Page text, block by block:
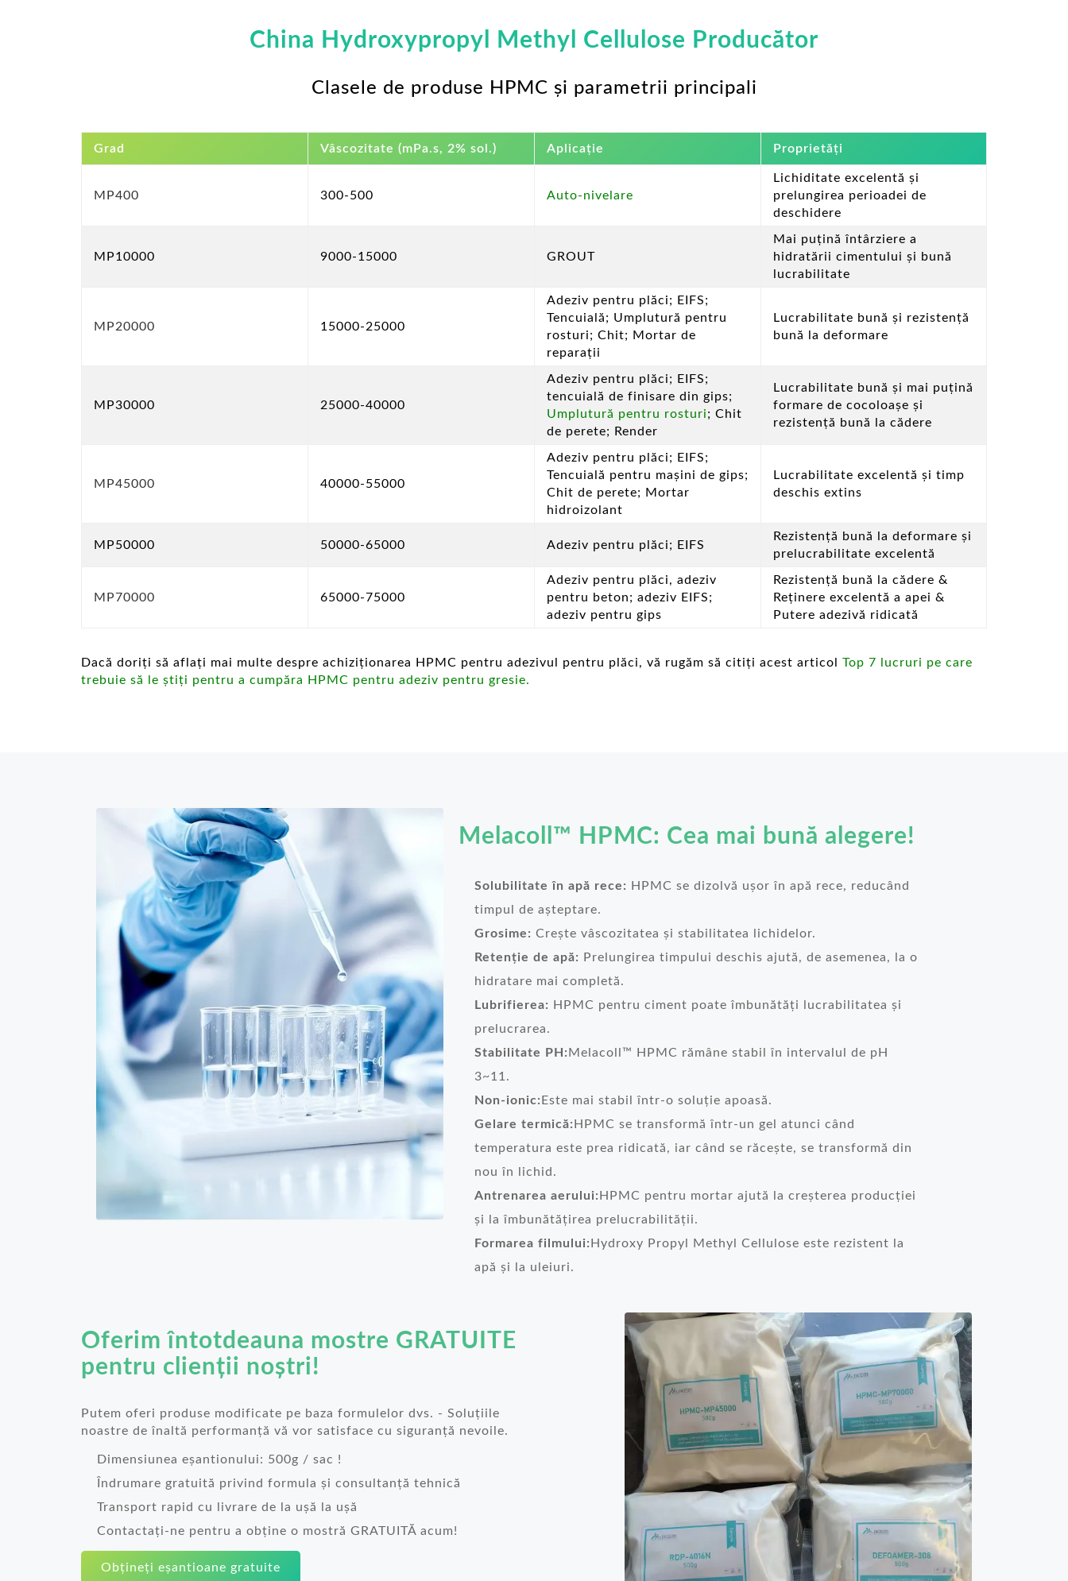
China Hydroxypropyl Methyl Cellulose Producător
Clasele de produse HPMC și parametrii principali
Grad Vâscozitate (mPa.s, 2% sol.) Aplicație Proprietăți
MP400 300-500 Auto-nivelare
Lichiditate excelentă și
prelungirea perioadei de
deschidere
MP10000 9000-15000 GROUT
Mai puțină întârziere a
hidratării cimentului și bună
lucrabilitate
MP20000 15000-25000
Adeziv pentru plăci; EIFS;
Tencuială; Umplutură pentru
rosturi; Chit; Mortar de
reparații
Lucrabilitate bună și rezistență
bună la deformare
MP30000 25000-40000
Adeziv pentru plăci; EIFS;
tencuială de finisare din gips;
Umplutură pentru rosturi; Chit
de perete; Render
Lucrabilitate bună și mai puțină
formare de cocoloașe și
rezistență bună la cădere
MP45000 40000-55000
Adeziv pentru plăci; EIFS;
Tencuială pentru mașini de gips;
Chit de perete; Mortar
hidroizolant
Lucrabilitate excelentă și timp
deschis extins
MP50000 50000-65000 Adeziv pentru plăci; EIFS
Rezistență bună la deformare și
prelucrabilitate excelentă
MP70000 65000-75000
Adeziv pentru plăci, adeziv
pentru beton; adeziv EIFS;
adeziv pentru gips
Rezistență bună la cădere &
Reținere excelentă a apei &
Putere adezivă ridicată
Dacă doriți să aflați mai multe despre achiziționarea HPMC pentru adezivul pentru plăci, vă rugăm să citiți acest articol Top 7 lucruri pe care
trebuie să le știți pentru a cumpăra HPMC pentru adeziv pentru gresie.
Melacoll™ HPMC: Cea mai bună alegere!
Solubilitate în apă rece: HPMC se dizolvă ușor în apă rece, reducând
timpul de așteptare.
Grosime: Crește vâscozitatea și stabilitatea lichidelor.
Retenție de apă: Prelungirea timpului deschis ajută, de asemenea, la o
hidratare mai completă.
Lubrifierea: HPMC pentru ciment poate îmbunătăți lucrabilitatea și
prelucrarea.
Stabilitate PH:Melacoll™ HPMC rămâne stabil în intervalul de pH
3~11.
Non-ionic:Este mai stabil într-o soluție apoasă.
Gelare termică:HPMC se transformă într-un gel atunci când
temperatura este prea ridicată, iar când se răcește, se transformă din
nou în lichid.
Antrenarea aerului:HPMC pentru mortar ajută la creșterea producției
și la îmbunătățirea prelucrabilității.
Formarea filmului:Hydroxy Propyl Methyl Cellulose este rezistent la
apă și la uleiuri.
Oferim întotdeauna mostre GRATUITE
pentru clienții noștri!
Putem oferi produse modificate pe baza formulelor dvs. - Soluțiile
noastre de înaltă performanță vă vor satisface cu siguranță nevoile.
Dimensiunea eșantionului: 500g / sac !
Îndrumare gratuită privind formula și consultanță tehnică
Transport rapid cu livrare de la ușă la ușă
Contactați-ne pentru a obține o mostră GRATUITĂ acum!
Obțineți eșantioane gratuite